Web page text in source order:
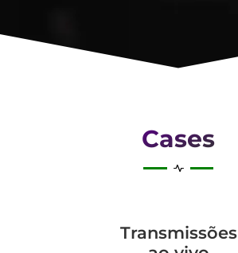
Cases
Transmis­sões